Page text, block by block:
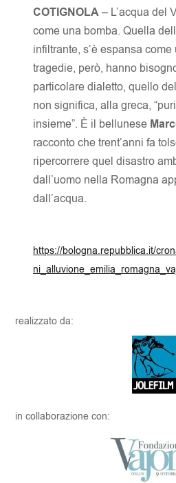
COTIGNOLA– L’acqua del
come una bomba. Quella
infiltrante, s’è espansa
tragedie, però, hanno
particolare dialetto, quello
non significa, alla greca,
insieme”. È il bellunese
racconto che trent’anni fa
ripercorrere quel disastro
dall’uomo nella Romagna
dall’acqua.
https://bologna.repubblica.it/
realizzato da:
in collaborazione con: